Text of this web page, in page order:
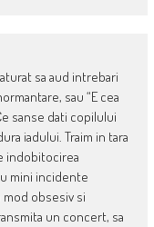
sa aud intrebari
sau “E cea
sanse dati copilului
iadului. Traim in tara
indobitocirea
mini incidente
obsesiv si
un concert, sa